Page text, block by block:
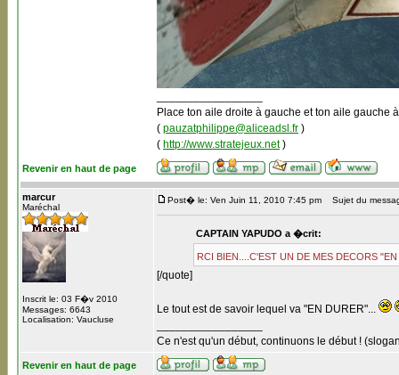
Place ton aile droite à gauche et ton aile gauche
( pauzatphilippe@aliceadsl.fr )
( http://www.stratejeux.net)
Revenir en haut de page
marcur
Maréchal
Inscrit le: 03 F�v 2010
Messages: 6643
Localisation: Vaucluse
Post� le: Ven Juin 11, 2010 7:45 pm Sujet du
CAPTAIN YAPUDO a �crit:
RCI BIEN....C'EST UN DE MES DECORS
[/quote]
Le tout est de savoir lequel va "EN DURER"...
Ce n'est qu'un début, continuons le début !
Revenir en haut de page